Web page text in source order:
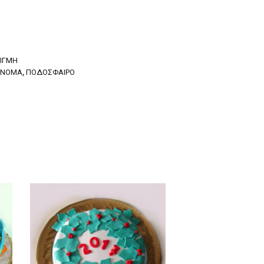
, ΠΟΔΌΣΦΑΙΡΟ